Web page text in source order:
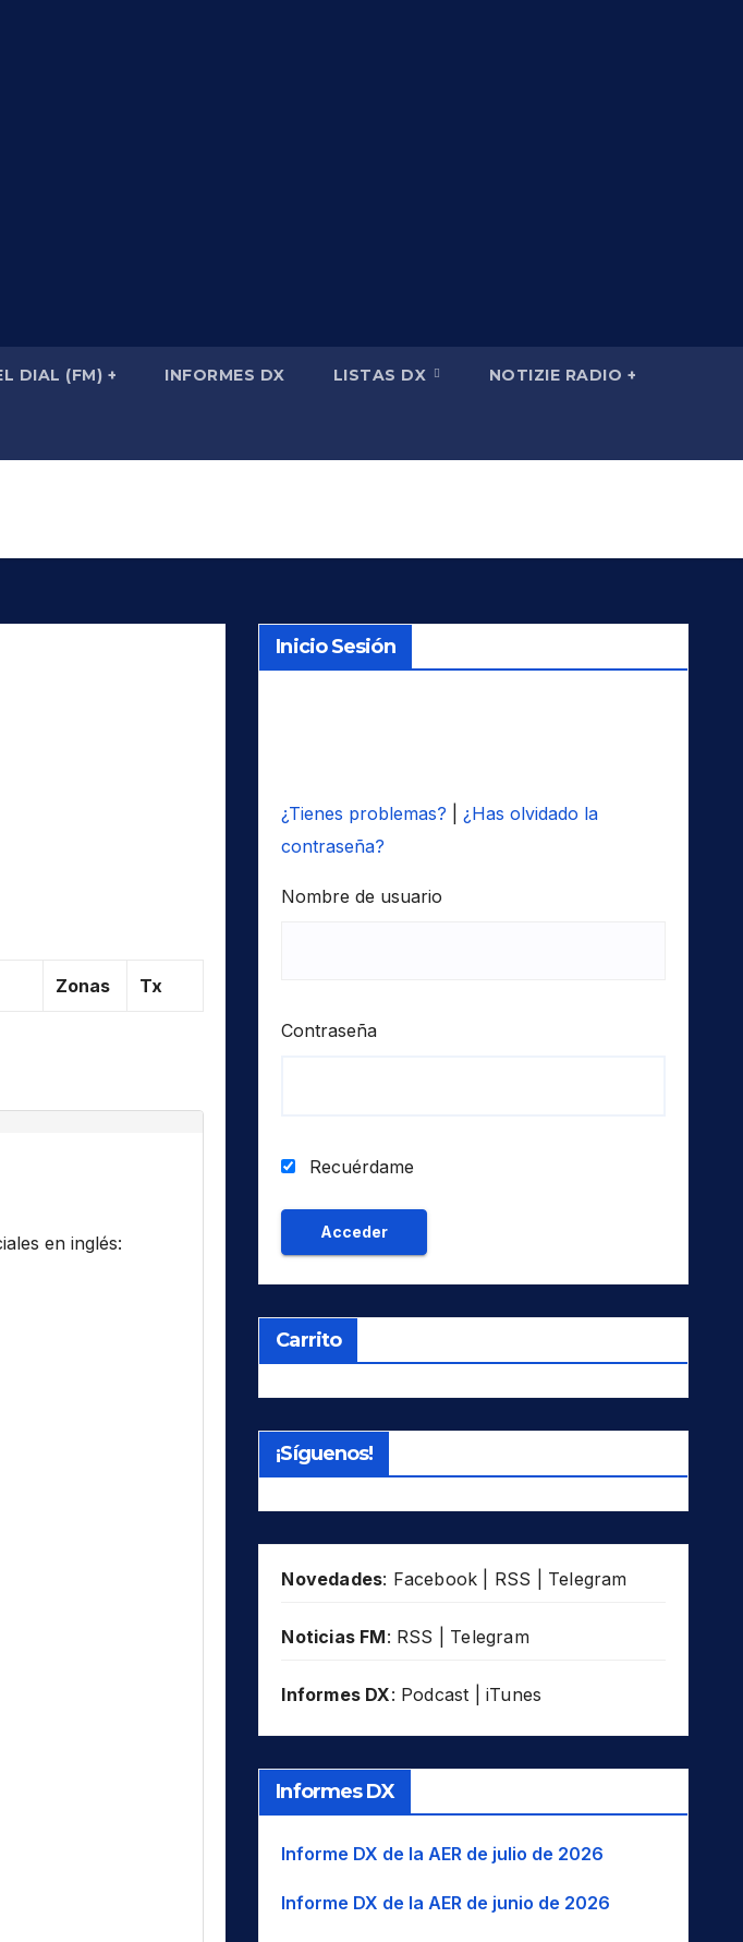
DIAL (FM) + INFORMES DX LISTAS DX NOTIZIE RADIO +
Zonas Tx
en inglés:
Inicio Sesión
¿Tienes problemas?
¿Has olvidado la
contraseña?
Nombre de usuario
Contraseña
Recuérdame
Carrito
¡Síguenos!
Novedades: Facebook RSS Telegram
Noticias FM: RSS Telegram
Informes DX: Podcast iTunes
Informes DX
Informe DX de la AER de julio de 2026
Informe DX de la AER de junio de 2026